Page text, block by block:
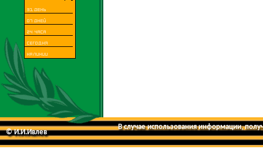
© И.И.Ивлев
В случае использования информации,